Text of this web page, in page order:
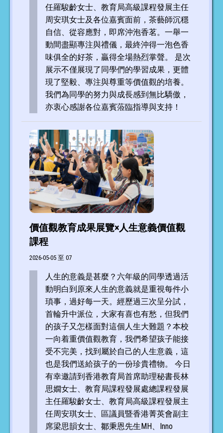
任羅駿齡女士、教育局高級課程發展主任
周安琪女士及各位嘉賓面前，茶藝師沉穩
自信、從容應對，即席沖泡香茗。一舉一
動間盡顯專注與禮儀，最終沖得一泡色香
味俱全的好茶，贏得全場熱烈掌聲。 是次
展示不僅展現了同學們的學習成果，更體
現了堅毅、專注與尊重等價值觀的培養。
我們為同學的努力與成長感到無比驕傲，
亦衷心感謝各位嘉賓蒞臨指導與支持！
價值觀教育成果展覽×人生意義價值觀
課程
2026-05-05 至 07
人生的意義是甚麼？六年級的同學透過活
動明白到原來人生的意義就是重視每件小
瑣事，過好每一天。經歷過三次呈分試，
首輪升中派位，大家有喜也有愁，但我們
的孩子又怎樣面對這個人生大難題？本校
一向着重價值觀教育，我們希望孩子能接
受不完美，找到屬於自己的人生意義，這
也是我們送給孩子的一份珍貴禮物。 今日
有幸邀請到香港教育局首席助理秘書長林
思嫺女士、教育局課程發展處總課程發展
主任羅駿齡女士、教育局高級課程發展主
任周安琪女士、區議員暨香港菁英會副主
席梁思韻女士、鄒秉恩先生MH、Inno